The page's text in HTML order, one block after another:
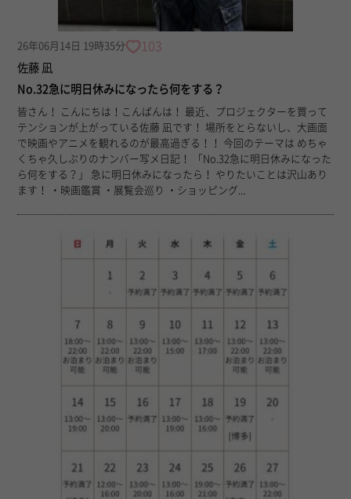
26年06月14日 19時35分 103
佐藤 凪
No.32急に明日休みになったら何をする？
皆さん！ こんにちは！こんばんは！ 最近、プロジェクターを買って
テンションが上がっている佐藤 凪です！ 場所をとらないし、大画面
で映画やアニメを観れるのが最高過ぎる！！ 今回のテーマは めちゃ
くちゃ久しぶりのナンバー写メ日記！ 「No.32急に明日休みになった
ら何をする？」 急に明日休みになったら！ やりたいことは沢山あり
ます！ ・映画鑑賞 ・展覧会巡り ・ショッピング...